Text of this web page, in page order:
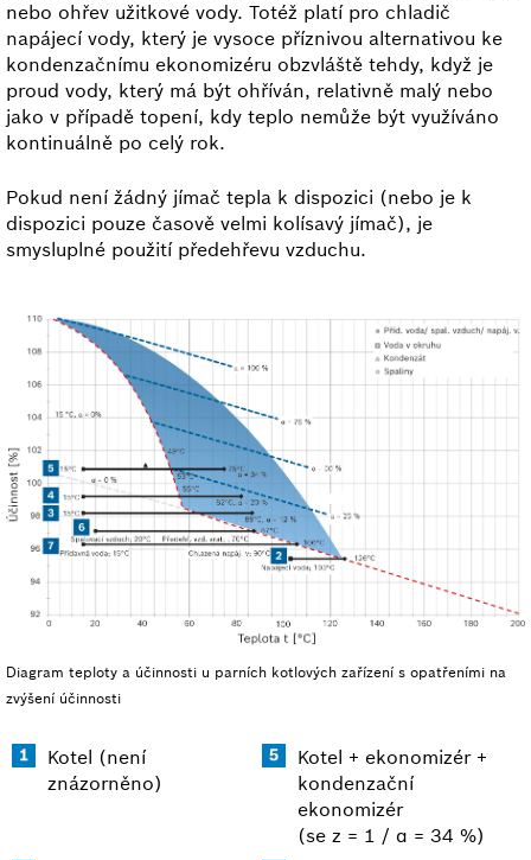
nebo ohřev užitkové vody. Totéž platí pro chladič
napájecí vody, který je vysoce příznivou alternativou ke
kondenzačnímu ekonomizéru obzvláště tehdy, když je
proud vody, který má být ohříván, relativně malý nebo
jako v případě topení, kdy teplo nemůže být využíváno
kontinuálně po celý rok.
Pokud není žádný jímač tepla k dispozici (nebo je k
dispozici pouze časově velmi kolísavý jímač), je
smysluplné použití předehřevu vzduchu.
Diagram teploty a účinnosti u parních kotlových zařízení s opatřeními na
zvýšení účinnosti
Kotel (není
znázorněno)
Kotel + ekonomizér +
kondenzační
ekonomizér
(se z = 1 / α = 34 %)